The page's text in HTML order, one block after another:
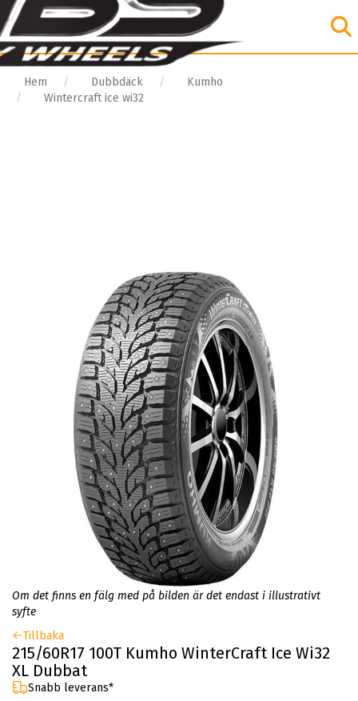
Hem Dubbdäck
Kumho
Wintercraft ice wi32
Om det finns en fälg med på bilden är det endast i illustrativt
syfte
Tillbaka
215/60R17 100T Kumho WinterCraft Ice Wi32
XL Dubbat
Snabb leverans*